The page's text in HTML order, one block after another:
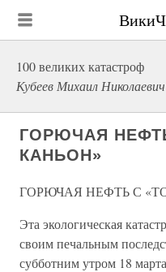
100 великих катастроф
Кубеев Михаил Николаевич
ГОРЮЧАЯ
КАНЬОН»
ГОРЮЧАЯ НЕФТЬ С
Эта экологическая
своим печальным
субботним утром 18